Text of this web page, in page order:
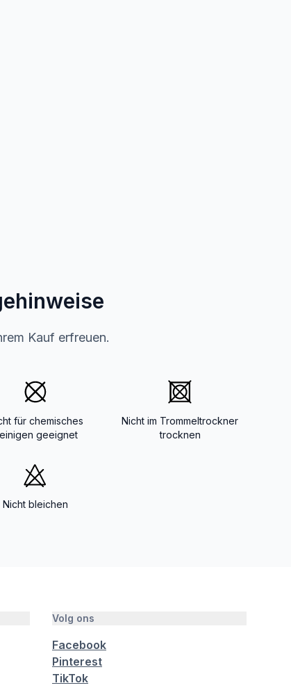
Kauf erfreuen.
für chemisches
geeignet
Nicht im Trommeltrockner
trocknen
Nicht bleichen
Volg ons
Facebook
Pinterest
TikTok